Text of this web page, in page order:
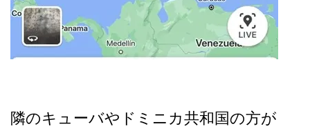
隣のキューバやドミニカ共和国の方が